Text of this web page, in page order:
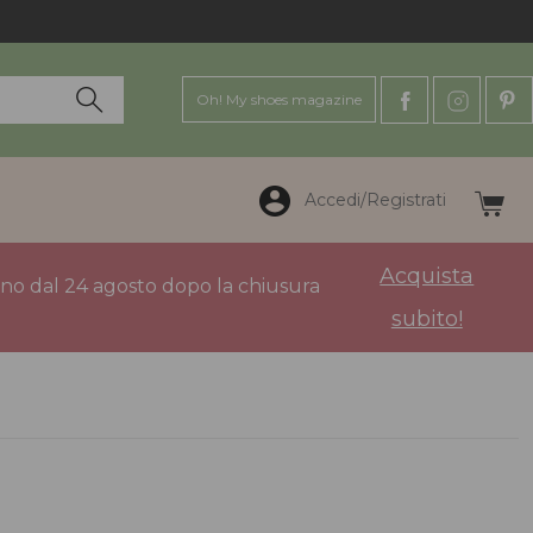
Oh! My shoes magazine
Accedi/Registrati
dal 24 agosto dopo la chiusura
Acquista
subito!